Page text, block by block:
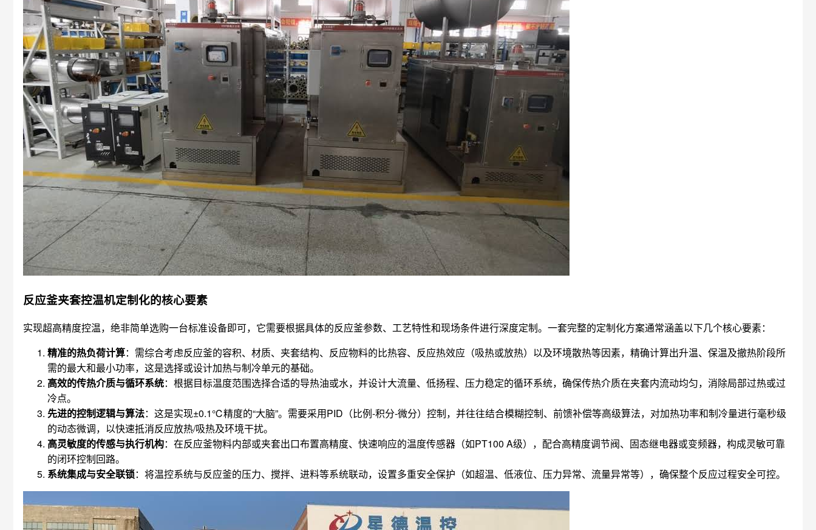
反应釜夹套控温机定制化的核心要素
实现超高精度控温，绝非简单选购一台标准设备即可，它需要根据具体的反应釜参数、工艺特性和现场条件进行深度定制。一套完整的定制化方案通常涵盖以下几个核心要素：
精准的热负荷计算：需综合考虑反应釜的容积、材质、夹套结构、反应物料的比热容、反应热效应（吸热或放热）以及环境散热等因素，精确计算出升温、保温及撤热阶段所
需的最大和最小功率，这是选择或设计加热与制冷单元的基础。
高效的传热介质与循环系统：根据目标温度范围选择合适的导热油或水，并设计大流量、低扬程、压力稳定的循环系统，确保传热介质在夹套内流动均匀，消除局部过热或过
冷点。
先进的控制逻辑与算法：这是实现±0.1℃精度的“大脑”。需要采用PID（比例-积分-微分）控制，并往往结合模糊控制、前馈补偿等高级算法，对加热功率和制冷量进行毫秒级
的动态微调，以快速抵消反应放热/吸热及环境干扰。
高灵敏度的传感与执行机构：在反应釜物料内部或夹套出口布置高精度、快速响应的温度传感器（如PT100 A级），配合高精度调节阀、固态继电器或变频器，构成灵敏可靠
的闭环控制回路。
系统集成与安全联锁：将温控系统与反应釜的压力、搅拌、进料等系统联动，设置多重安全保护（如超温、低液位、压力异常、流量异常等），确保整个反应过程安全可控。